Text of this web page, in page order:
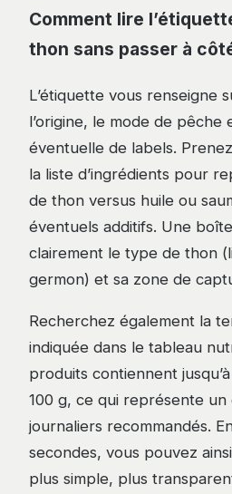
Comment lire
thon sans passer à
L’étiquette vous renseigne
l’origine, le mode de pêche
éventuelle de labels.
la liste d’ingrédients pour
de thon versus huile ou
éventuels additifs. Une
clairement le type de thon
germon) et sa zone de
Recherchez également la
indiquée dans le tableau
produits contiennent
100 g, ce qui représente
journaliers recommandés.
secondes, vous pouvez
plus simple, plus